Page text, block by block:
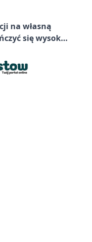
na własną
się wysoką